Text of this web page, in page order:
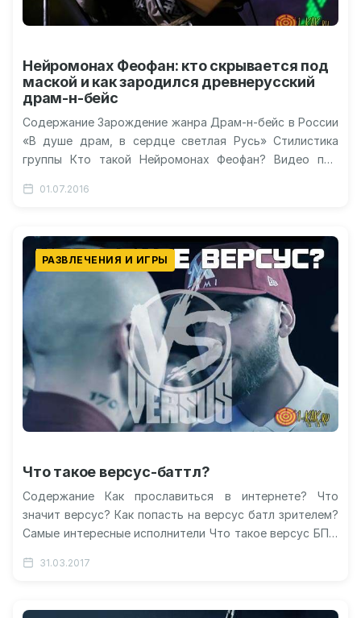
Нейромонах Феофан: кто скрывается под
маской и как зародился древнерусский
драм-н-бейс
Содержание Зарождение жанра Драм-н-бейс в России
«В душе драм, в сердце светлая Русь» Стилистика
группы Кто такой Нейромонах Феофан? Видео про
01.07.2016
РАЗВЛЕЧЕНИЯ И ИГРЫ
Что такое версус-баттл?
Содержание Как прославиться в интернете? Что
значит версус? Как попасть на версус батл зрителем?
Самые интересные исполнители Что такое версус БПМ
31.03.2017